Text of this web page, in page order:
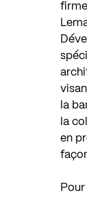
la
la
en